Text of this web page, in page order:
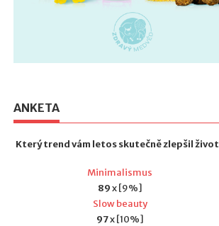
ANKETA
Který trend vám letos skutečně zlepšil
Minimalismus
89x [9%]
Slow beauty
97x [10%]